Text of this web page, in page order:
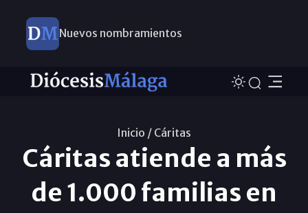
Nuevos nombramientos
Inicio / Cáritas
Cáritas atiende a más
de 1.000 familias en